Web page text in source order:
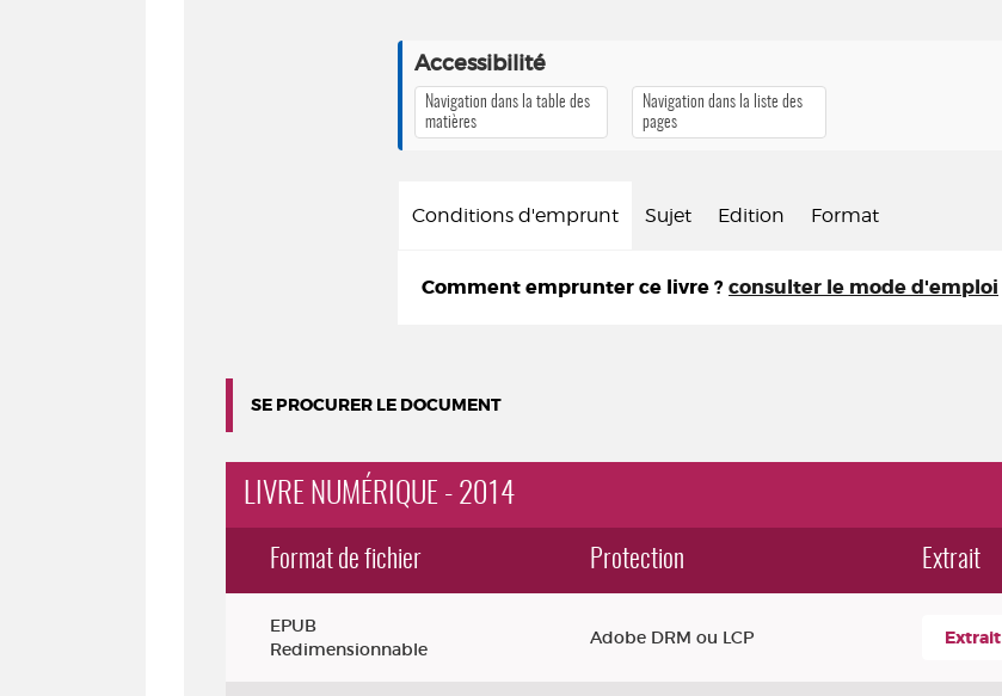
Accessibilité
Navigation dans la table des
matières
Navigation dans la liste des
pages
Conditions d'emprunt Sujet Edition Format
Comment emprunter ce livre ? consulter le mode d'emploi
SE PROCURER LE DOCUMENT
LIVRE NUMÉRIQUE - 2014
Format de fichier Protection Extrait
EPUB
Redimensionnable
Adobe DRM ou LCP Extrait